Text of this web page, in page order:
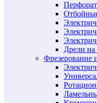
Дрели на
Фрезерование